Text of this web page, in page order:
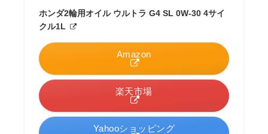
ホンダ2輪用オイル ウルトラ G4 SL 0W-30 4サイ
クル1L
Amazon
楽天市場
Yahooショッピング